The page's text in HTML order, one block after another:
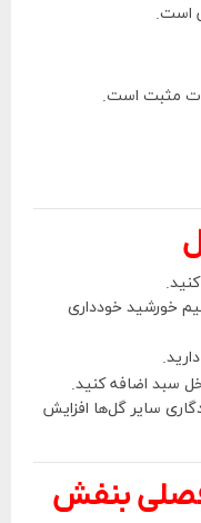
است.
مثبت است.
خورشید خودداری
سبد اضافه کنید.
سایر گل‌ها افزایش
فصلی بنفش